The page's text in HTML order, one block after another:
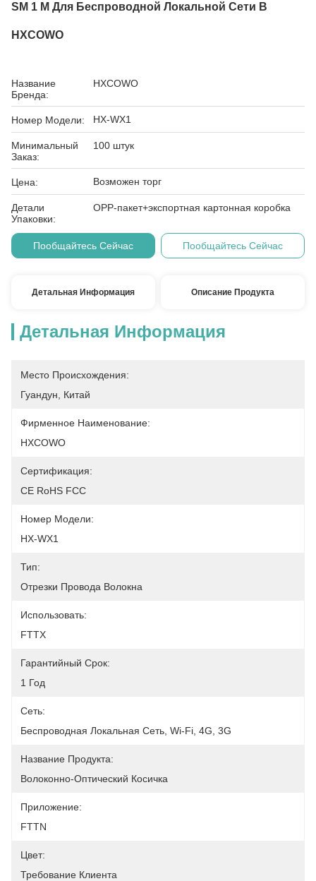
SM 1 М Для Беспроводной Локальной Сети В
HXCOWO
Название
Бренда:
HXCOWO
Номер Модели: HX-WX1
Минимальный
Заказ:
100 штук
Цена: Возможен торг
Детали
Упаковки:
OPP-пакет+экспортная картонная коробка
Пообщайтесь Сейчас Пообщайтесь Сейчас
Детальная Информация Описание Продукта
Детальная Информация
Место Происхождения:
Гуандун, Китай
Фирменное Наименование:
HXCOWO
Сертификация:
CE RoHS FCC
Номер Модели:
HX-WX1
Тип:
Отрезки Провода Волокна
Использовать:
FTTX
Гарантийный Срок:
1 Год
Сеть:
Беспроводная Локальная Сеть, Wi-Fi, 4G, 3G
Название Продукта:
Волоконно-Оптический Косичка
Приложение:
FTTN
Цвет:
Требование Клиента